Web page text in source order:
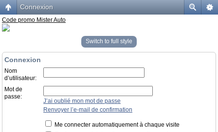
Connexion
Code promo Mister Auto
Switch to full style
Connexion
Nom
d’utilisateur:
Mot de
passe:
J’ai oublié mon mot de passe
Renvoyer l’e-mail de confirmation
Me connecter automatiquement à chaque visite